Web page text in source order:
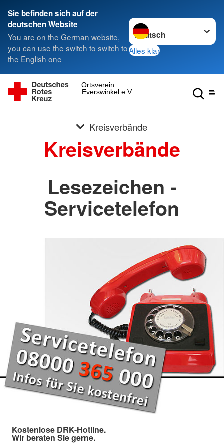
Sie befinden sich auf der
deutschen Website
You are on the German website,
you can use the switch to switch to
the English one
Sprache wechseln zu
Alles klar
Everswinkel e.V.
Ortsverein
Kreisverbände
Kreisverbände
Lesezeichen -
Servicetelefon
Kostenlose DRK-Hotline.
Wir beraten Sie gerne.